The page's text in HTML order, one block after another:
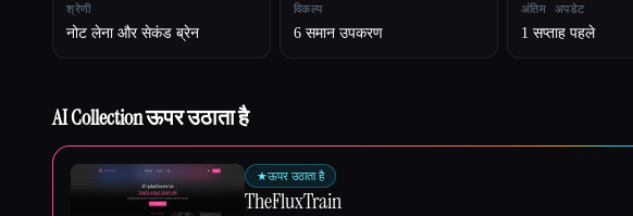
श्रेणी
नोट लेना और सेकंड ब्रेन
विकल्प
6 समान उपकरण
अंतिम अपडेट
1 सप्ताह पहले
AI Collection ऊपर उठाता है
★ऊपर उठाता है
TheFluxTrain